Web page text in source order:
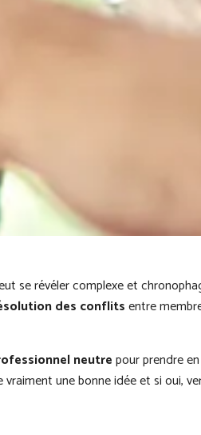
se révéler complexe et
des conflitsentre
neutrepour prendre
une bonne idée et si oui,